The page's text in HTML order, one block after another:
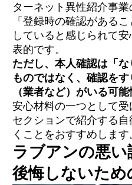
ターネット異性紹介事業
「登録時の確認がある
していると感じられて
表的です。
ただし、本人確認は「
ものではなく、確認を
（業者など）がいる可能
安心材料の一つとして
セクションで紹介する
くことをおすすめします
ラブアンの悪い
後悔しないため